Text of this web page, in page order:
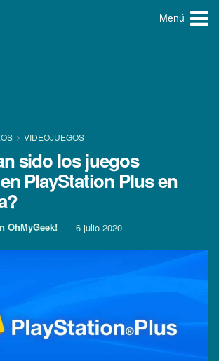
Menú
VIDEOJUEGOS
sido los juegos
PlayStation Plus en
OhMyGeek! 6 julio 2020